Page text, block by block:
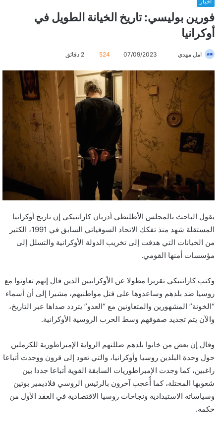
فورين بوليسي: تاريخ الخيانة الطويل في
أوكرانيا
امل مهدي
ب
ر
ي
ل
ك
ت
و
ي
ا
07/09/2023
524
يقول الباحث بالمجلس الأطلنطي أدريان كاراتنيكي إن تاريخ أوكرانيا
المستقلة شهد منذ تفكك الاتحاد السوفياتي السابق في 1991، الكثير
من الخيانات التي هدفت إلى تخريب الدولة الأوكرانية والتسلل إلى
مؤسسات أمنها القومي.
وكتب كاراتنيكي تقريرا مطولا عن الأوكرانيين الذين قال إنهم تعاونوا مع
روسيا ضد بلدهم وساعدوها على قتل مواطنيهم، مشيرا إلى أن أسماء
“الخونة” المشهورين والمتعاونين مع “العدو” يتردد صداها عبر التاريخ،
والآن يتم تجديد صفوفهم وسط الحرب الروسية الأوكرانية.
وقال إن بعض من خانوا بلدهم ضللتهم الرواية الإمبراطورية للكرملين
حول وحدة البلدين روسيا وأوكرانيا، والتي تعود إلى قرون ووجدت أتباعا
راغبين، كما وجدت الإمبراطوريات السابقة القوية أتباعا جددا بين
شعوبها المحتلة، كما أُعجب آخرون بالرئيس الروسي فلاديمير بوتين
وسياساته الاستبدادية ونجاحات روسيا الاقتصادية في العقد الأول من
حكمه.